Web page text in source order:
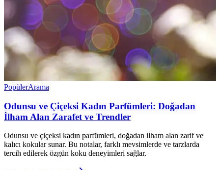
PopülerArama
Odunsu ve Çiçeksi Kadın Parfümleri: Doğadan
İlham Alan Zarafet ve Trendler
Odunsu ve çiçeksi kadın parfümleri, doğadan ilham alan zarif ve
kalıcı kokular sunar. Bu notalar, farklı mevsimlerde ve tarzlarda
tercih edilerek özgün koku deneyimleri sağlar.